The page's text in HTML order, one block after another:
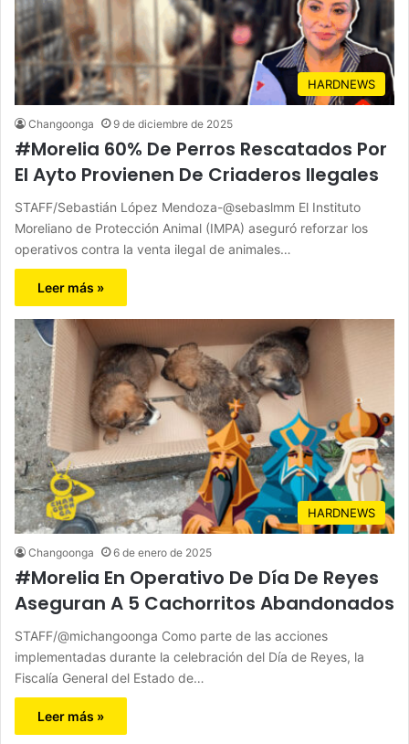
HARDNEWS
Changoonga 9 de diciembre de 2025
#Morelia 60% De Perros Rescatados Por
El Ayto Provienen De Criaderos Ilegales
STAFF/Sebastián López Mendoza-@sebaslmm El Instituto
Moreliano de Protección Animal (IMPA) aseguró reforzar los
operativos contra la venta ilegal de animales…
Leer más »
HARDNEWS
Changoonga 6 de enero de 2025
#Morelia En Operativo De Día De Reyes
Aseguran A 5 Cachorritos Abandonados
STAFF/@michangoonga Como parte de las acciones
implementadas durante la celebración del Día de Reyes, la
Fiscalía General del Estado de…
Leer más »